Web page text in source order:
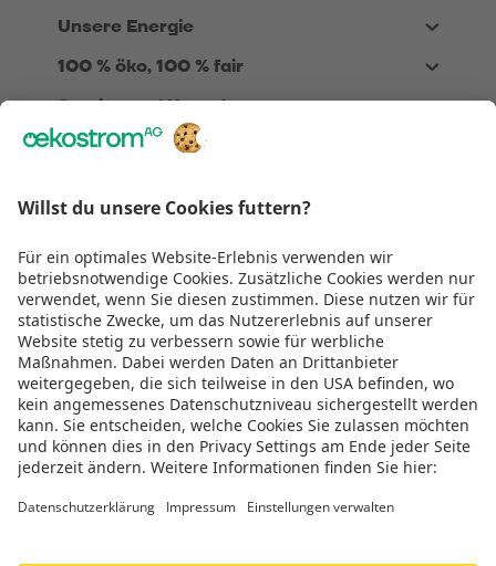
Wir sind
TÜV zertifiziert
Genug gescrollt!
Jetzt Teil der Energiewende werden
Unsere Energie
100 % öko, 100 % fair
Service und Kontakt
Über Uns